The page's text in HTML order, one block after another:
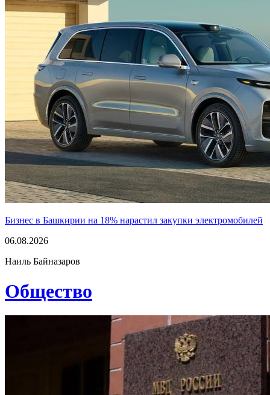
Бизнес в Башкирии на 18% нарастил закупки электромобилей
06.08.2026
Наиль Байназаров
Общество